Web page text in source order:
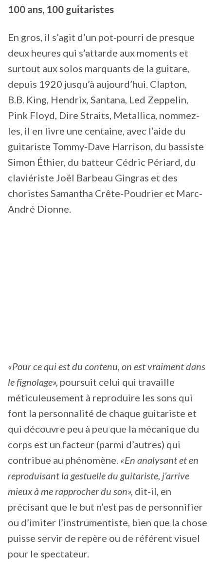
100 ans, 100 guitaristes
En gros, il s’agit d’un pot-pourri de presque
deux heures qui s’attarde aux moments et
surtout aux solos marquants de la guitare,
depuis 1920 jusqu’à aujourd’hui. Clapton,
B.B. King, Hendrix, Santana, Led Zeppelin,
Pink Floyd, Dire Straits, Metallica, nommez-
les, il en livre une centaine, avec l’aide du
guitariste Tommy-Dave Harrison, du bassiste
Simon Éthier, du batteur Cédric Périard, du
claviériste Joël Barbeau Gingras et des
choristes Samantha Crête-Poudrier et Marc-
André Dionne.
«Pour ce qui est du contenu, on est vraiment dans
le fignolage», poursuit celui qui travaille
méticuleusement à reproduire les sons qui
font la personnalité de chaque guitariste et
qui découvre peu à peu que la mécanique du
corps est un facteur (parmi d’autres) qui
contribue au phénomène. «En analysant et en
reproduisant la gestuelle du guitariste, j’arrive
mieux à me rapprocher du son», dit-il, en
précisant que le but n’est pas de personnifier
ou d’imiter l’instrumentiste, bien que la chose
puisse servir de repère ou de référent visuel
pour le spectateur.